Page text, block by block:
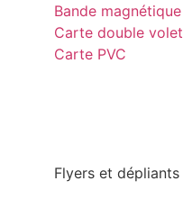
Bande magnétique
Carte double volet
Carte PVC
Flyers et dépliants